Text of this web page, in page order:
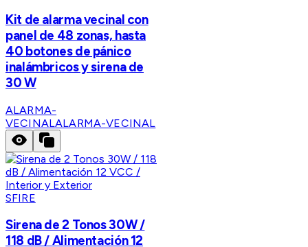
Kit de alarma vecinal con
panel de 48 zonas, hasta
40 botones de pánico
inalámbricos y sirena de
30 W
ALARMA-
VECINALALARMA-VECINAL
SFIRE
Sirena de 2 Tonos 30W /
118 dB / Alimentación 12